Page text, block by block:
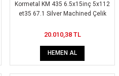
Kormetal KM 435 6.5x15inç 5x112
et35 67.1 Silver Machined Çelik
20.010,38 TL
HEMEN AL